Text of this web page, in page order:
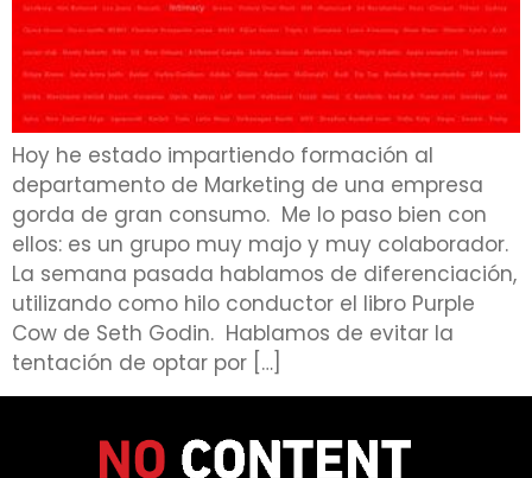
Hoy he estado impartiendo formación al
departamento de Marketing de una empresa
gorda de gran consumo. Me lo paso bien con
ellos: es un grupo muy majo y muy colaborador.
La semana pasada hablamos de diferenciación,
utilizando como hilo conductor el libro Purple
Cow de Seth Godin. Hablamos de evitar la
tentación de optar por […]